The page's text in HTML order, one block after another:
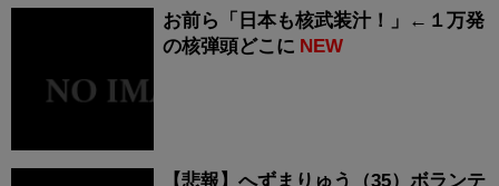
お前ら「日本も核武装汁！」←１万発
の核弾頭どこに NEW
【悲報】へずまりゅう（35）ボランテ